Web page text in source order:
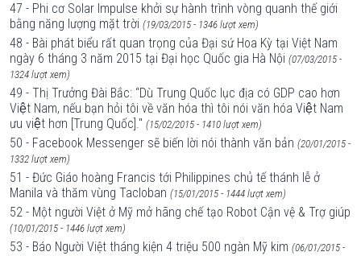
47 - Phi cơ Solar Impulse khởi sự hành trình vòng quanh thế giới
bằng năng lượng mặt trời (19/03/2015 - 1346 lượt xem)
48 - Bài phát biểu rất quan trọng của Đại sứ Hoa Kỳ tại Việt Nam
ngày 6 tháng 3 năm 2015 tại Đại học Quốc gia Hà Nội (07/03/2015 -
1324 lượt xem)
49 - Thị Trưởng Đài Bắc: “Dù Trung Quốc lục địa có GDP cao hơn
Việt Nam, nếu bạn hỏi tôi về văn hóa thì tôi nói văn hóa Việt Nam
ưu việt hơn [Trung Quốc]." (15/02/2015 - 1410 lượt xem)
50 - Facebook Messenger sẽ biến lời nói thành văn bản (20/01/2015 -
1332 lượt xem)
51 - Đức Giáo hoàng Francis tới Philippines chủ tế thánh lễ ở
Manila và thăm vùng Tacloban (15/01/2015 - 1444 lượt xem)
52 - Một người Việt ở Mỹ mở hãng chế tạo Robot Cận vệ & Trợ giúp
(10/01/2015 - 1446 lượt xem)
53 - Báo Người Việt tháng kiện 4 triệu 500 ngàn Mỹ kim (06/01/2015 -